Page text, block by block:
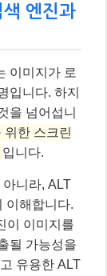
엔진과
이미지가 로
입니다. 하지
을 넘어섭니
위한 스크린
입니다.
아니라, ALT
이해합니다.
이 이미지를
될 가능성을
유용한 ALT